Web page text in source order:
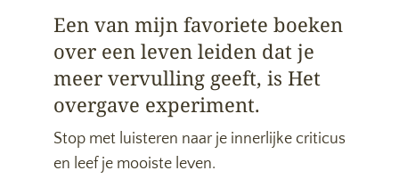
Een van mijn favoriete boeken
over een leven leiden dat je
meer vervulling geeft, is Het
overgave experiment.
Stop met luisteren naar je innerlijke criticus
en leef je mooiste leven.